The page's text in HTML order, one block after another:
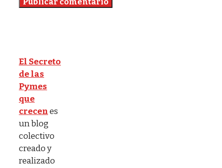
El Secreto
de las
Pymes
que
crecenes
un blog
colectivo
creado y
realizado